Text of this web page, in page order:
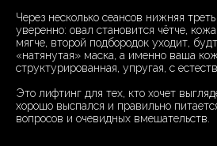
Через несколько сеансов нижняя
уверенно: овал становится чётче,
мягче, второй подбородок уходит,
«натянутая» маска, а именно ваша
структурированная, упругая, с
Это лифтинг для тех, кто хочет
хорошо выспался и правильно
вопросов и очевидных вмешательств.